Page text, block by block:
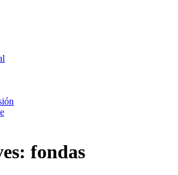
fondas